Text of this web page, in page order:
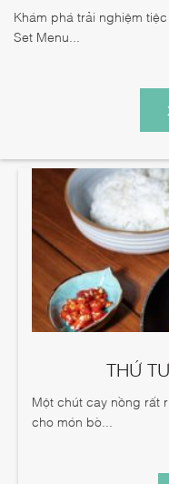
Khám phá trải nghiệm
Set Menu...
THỨ
Một chút cay nồng rất
cho món bò...